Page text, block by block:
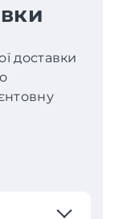
доставки